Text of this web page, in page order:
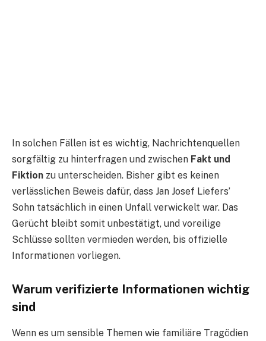
In solchen Fällen ist es wichtig, Nachrichtenquellen
sorgfältig zu hinterfragen und zwischen Fakt und
Fiktion zu unterscheiden. Bisher gibt es keinen
verlässlichen Beweis dafür, dass Jan Josef Liefers’
Sohn tatsächlich in einen Unfall verwickelt war. Das
Gerücht bleibt somit unbestätigt, und voreilige
Schlüsse sollten vermieden werden, bis offizielle
Informationen vorliegen.
Warum verifizierte Informationen wichtig
sind
Wenn es um sensible Themen wie familiäre Tragödien